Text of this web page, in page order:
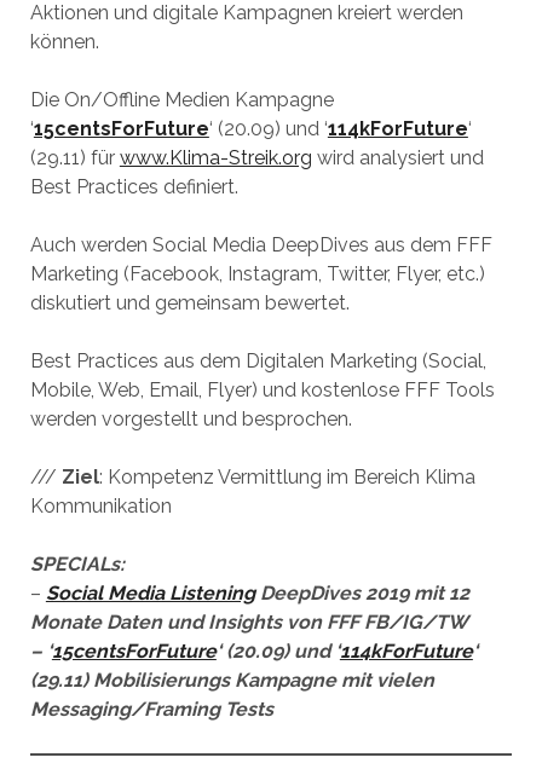
Aktionen und digitale Kampagnen kreiert werden
können.
Die On/Offline Medien Kampagne
‘15centsForFuture‘ (20.09) und ‘114kForFuture‘
(29.11) für www.Klima-Streik.org wird analysiert und
Best Practices definiert.
Auch werden Social Media DeepDives aus dem FFF
Marketing (Facebook, Instagram, Twitter, Flyer, etc.)
diskutiert und gemeinsam bewertet.
Best Practices aus dem Digitalen Marketing (Social,
Mobile, Web, Email, Flyer) und kostenlose FFF Tools
werden vorgestellt und besprochen.
/// Ziel: Kompetenz Vermittlung im Bereich Klima
Kommunikation
SPECIALs:
– Social Media ListeningDeepDives 2019 mit 12
Monate Daten und Insights von FFF FB/IG/TW
– ‘15centsForFuture‘ (20.09) und ‘114kForFuture‘
(29.11) Mobilisierungs Kampagne mit vielen
Messaging/Framing Tests